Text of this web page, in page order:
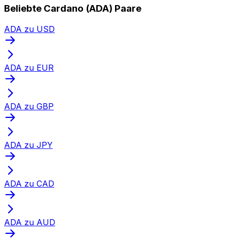
Beliebte Cardano (ADA) Paare
ADA zu USD
ADA zu EUR
ADA zu GBP
ADA zu JPY
ADA zu CAD
ADA zu AUD